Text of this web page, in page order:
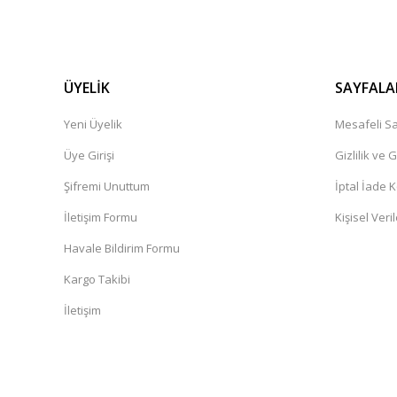
ÜYELİK
Yeni Üyelik
Üye Girişi
Şifremi Unuttum
İletişim Formu
Havale Bildirim Formu
Kargo Takibi
İletişim
Mesafeli
Gizlilik ve
İptal İade
Kişisel